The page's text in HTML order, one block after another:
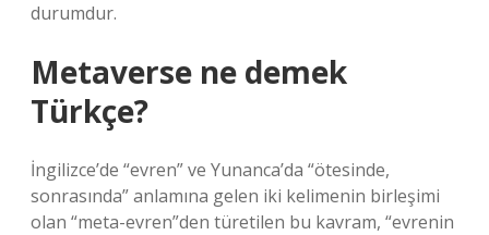
durumdur.
Metaverse ne demek
Türkçe?
İngilizce’de “evren” ve Yunanca’da “ötesinde,
sonrasında” anlamına gelen iki kelimenin birleşimi
olan “meta-evren”den türetilen bu kavram, “evrenin